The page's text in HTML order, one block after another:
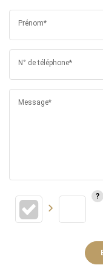
Prénom*
N° de téléphone*
Message*